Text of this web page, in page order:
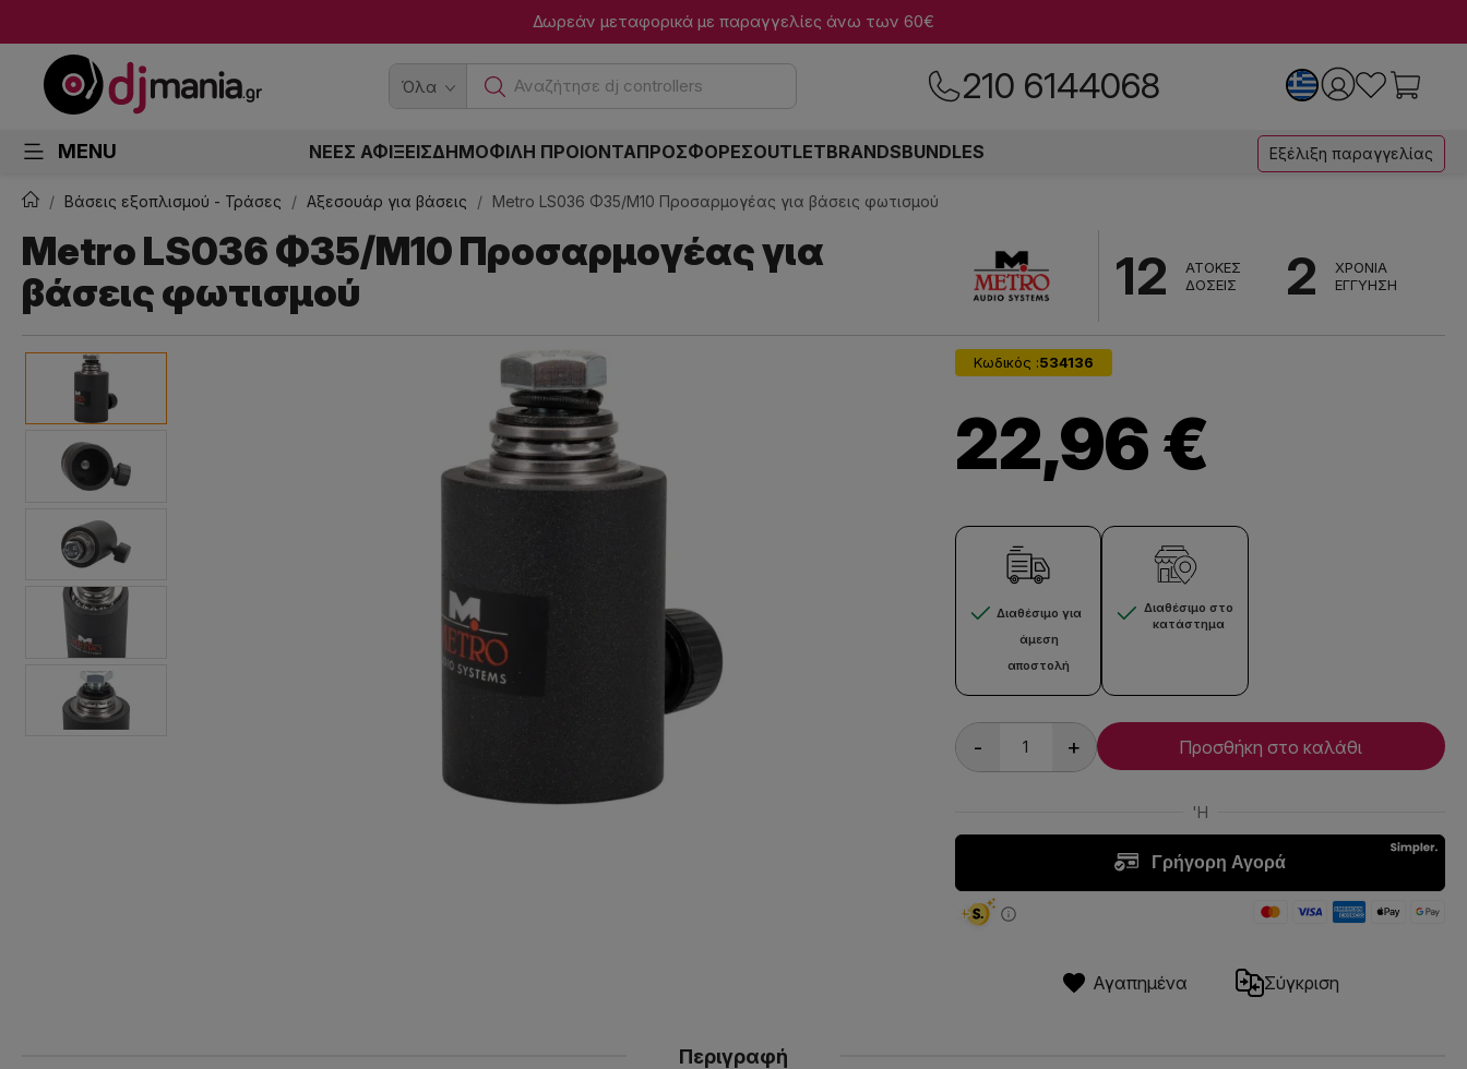
Δωρεάν μεταφορικά με παραγγελίες άνω των 60€
Όλα Ανα 210 6144068
MENU ΝΕΕΣ ΑΦΙΞΕΙΣΔΗΜΟΦΙΛΗ ΠΡΟΙΟΝΤΑΠΡΟΣΦΟΡΕΣOUTLETBRANDSBUNDLES Εξέλιξη παραγγελίας
Βάσεις εξοπλισμού - Τράσες Αξεσουάρ για βάσεις Metro LS036 Φ35/Μ10 Προσαρμογέας για βάσεις φωτισμού
Metro LS036 Φ35/Μ10 Προσαρμογέας για
βάσεις φωτισμού
12
ΑΤΟΚΕΣ
ΔΟΣΕΙΣ
2
ΧΡΟΝΙΑ
ΕΓΓΥΗΣΗ
Κωδικός :534136
22,96 €
Διαθέσιμο για
άμεση
αποστολή
Διαθέσιμο στο
κατάστημα
- + Προσθήκη στο καλάθι
Αγαπημένα Σύγκριση
Περιγραφή